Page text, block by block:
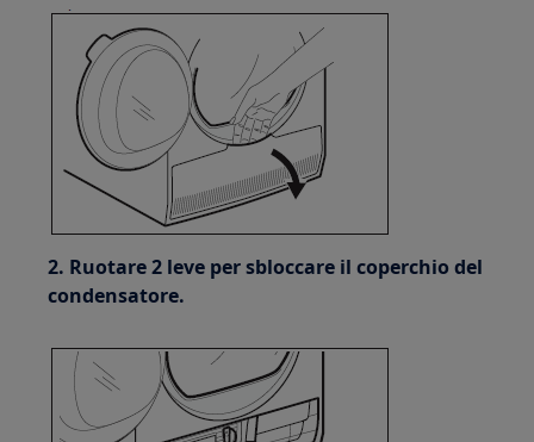
2. Ruotare 2 leve per sbloccare il coperchio del
condensatore.